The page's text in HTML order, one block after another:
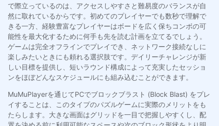
で際立っているのは、アクセスしやすさと難易度のバランスが自
然に取れているからです。初めてのプレイヤーでも数秒で理解で
きる一方、経験豊富なプレイヤーはボードを広く保ちコンボの可
能性を最大化するために何手も先を読む計画を立てるでしょう。
ゲームは完全オフラインでプレイでき、ネットワーク接続なしに
楽しみたいときにも頼れる選択肢です。デイリーチャレンジが新
しい目標を提供し、短いラウンド構成によって充実したセッショ
ンをほぼどんなスケジュールにも組み込むことができます。
MuMuPlayerを通じてPCでブロックブラスト (Block Blast) をプレ
イすることは、このタイプのパズルゲームに実際のメリットをも
たらします。大きな画面はグリッドを一目で把握しやすくし、配